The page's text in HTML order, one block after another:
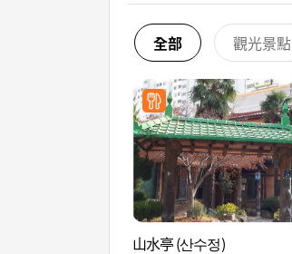
全部 觀光景點
山水亭 (산수정)